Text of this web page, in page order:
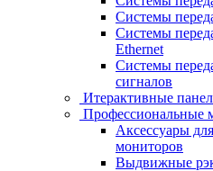
Системы
Системы
Ethernet
Системы
сигналов
Итерактивные
Профессиональные
Аксессуары
мониторов
Выдвижные